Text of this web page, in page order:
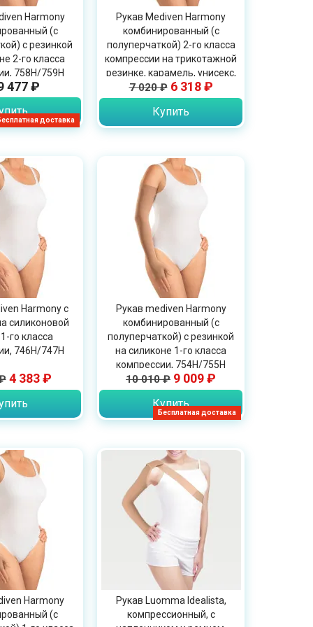
доставка
Harmony
(с
с резинкой
2-го класса
758H/759H
477 ₽
Рукав Mediven Harmony
комбинированный (с
полуперчаткой) 2-го класса
компрессии на трикотажной
резинке, карамель, унисекс,
736H/737H
7 020 ₽ 6 318 ₽
Купить
Harmony с
силиконовой
го класса
746H/747H
4 383 ₽
Бесплатная доставка
Рукав mediven Harmony
комбинированный (с
полуперчаткой) с резинкой
на силиконе 1-го класса
компрессии, 754H/755H
10 010 ₽ 9 009 ₽
Купить
Harmony
(с
Рукав Luomma Idealista,
компрессионный, с